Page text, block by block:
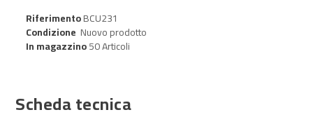
RiferimentoBCU231
Condizione Nuovo prodotto
In magazzino50 Articoli
Scheda tecnica